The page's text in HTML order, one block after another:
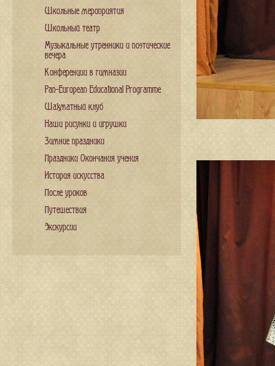
Школьные мероприятия
Школьный театр
Музыкальные утренники и поэтические
вечера
Конференции в гимназии
Pan-European Educational Programme
Шахматный клуб
Наши рисунки и игрушки
Зимние праздники
Праздники Окончания учения
История искусства
После уроков
Путешествия
Экскурсии